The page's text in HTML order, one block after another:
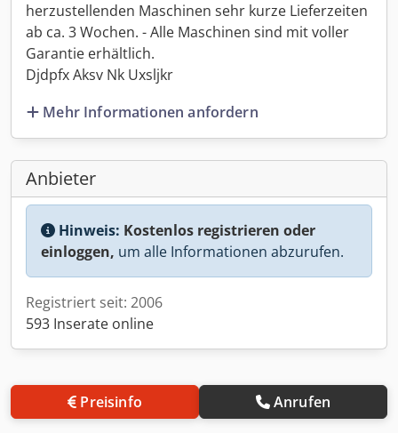
herzustellenden Maschinen sehr kurze Lieferzeiten
ab ca. 3 Wochen. - Alle Maschinen sind mit voller
Garantie erhältlich.
Djdpfx Aksv Nk Uxsljkr
Mehr Informationen anfordern
Anbieter
Hinweis: Kostenlos registrieren oder
einloggen, um alle Informationen abzurufen.
Registriert seit: 2006
593 Inserate online
Preisinfo Anrufen